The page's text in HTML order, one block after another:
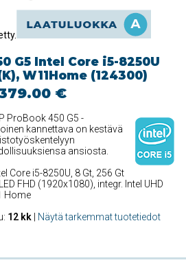
G5 Intel Core i5-8250U
W11Home (124300)
€
ProBook 450 G5 -
kannettava on kestävä
ansiosta.
Core i5-8250U, 8 Gt, 256 Gt
FHD (1920x1080), integr. Intel UHD
Home
12 kk Näytä tarkemmat tuotetiedot